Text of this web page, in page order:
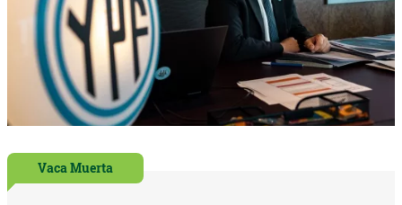
Vaca Muerta